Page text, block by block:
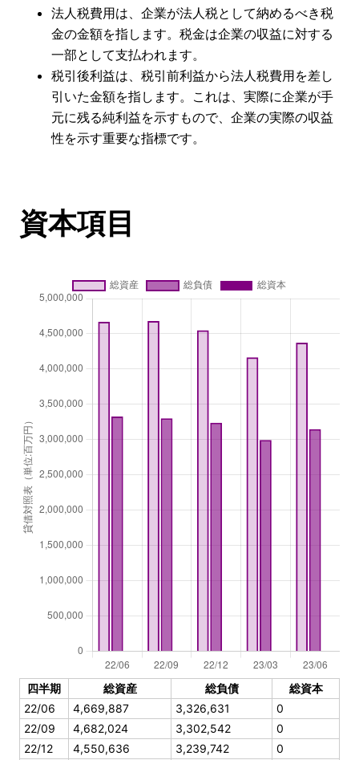
法人税費用は、企業が法人税として納めるべき税
金の金額を指します。税金は企業の収益に対する
一部として支払われます。
税引後利益は、税引前利益から法人税費用を差し
引いた金額を指します。これは、実際に企業が手
元に残る純利益を示すもので、企業の実際の収益
性を示す重要な指標です。
資本項目
四半期 総資産 総負債
総資本
22/06
4,669,887 3,326,631
0
22/09
4,682,024 3,302,542
0
22/12
4,550,636 3,239,742
0